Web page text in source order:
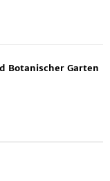
Botanischer Garten